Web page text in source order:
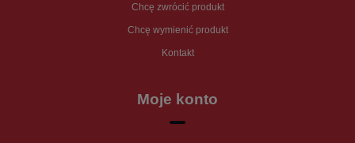
Chcę zwrócić produkt
Chcę wymienić produkt
Kontakt
Moje konto